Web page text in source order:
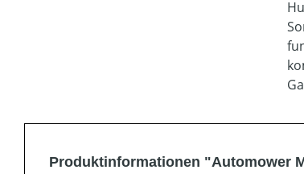
Produktinformationen "Automower